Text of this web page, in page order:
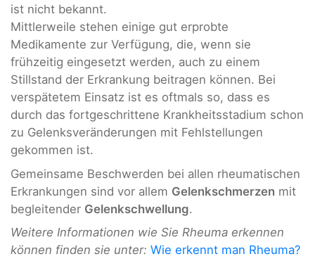
ist nicht bekannt.
Mittlerweile stehen einige gut erprobte
Medikamente zur Verfügung, die, wenn sie
frühzeitig eingesetzt werden, auch zu einem
Stillstand der Erkrankung beitragen können. Bei
verspätetem Einsatz ist es oftmals so, dass es
durch das fortgeschrittene Krankheitsstadium schon
zu Gelenksveränderungen mit Fehlstellungen
gekommen ist.
Gemeinsame Beschwerden bei allen rheumatischen
Erkrankungen sind vor allem Gelenkschmerzen mit
begleitender Gelenkschwellung.
Weitere Informationen wie Sie Rheuma erkennen
können finden sie unter: Wie erkennt man Rheuma?